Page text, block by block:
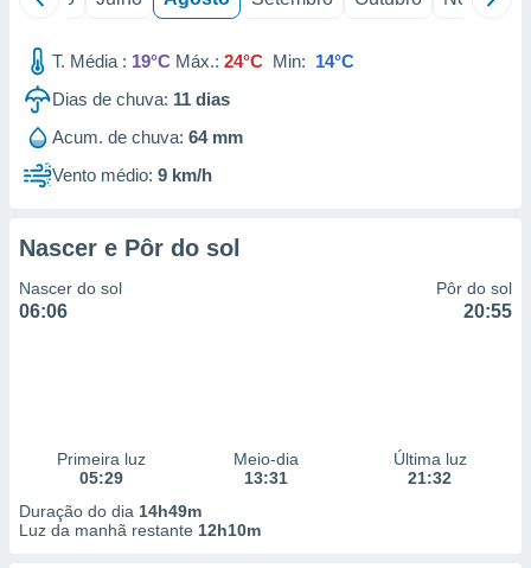
T. Média : 19°C Máx.: 24°C Min: 14°C
Dias de chuva: 11 dias
Acum. de chuva: 64 mm
Vento médio: 9 km/h
Nascer e Pôr do sol
Nascer do sol
06:06
Pôr do sol
20:55
Primeira luz
05:29
Meio-dia
13:31
Última luz
21:32
Duração do dia 14h49m
Luz da manhã restante 12h10m